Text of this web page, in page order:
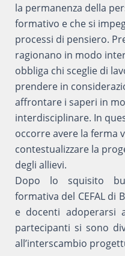
la permanenza della
formativo e che si
processi di pensiero.
ragionano in modo
obbliga chi sceglie di
prendere in
affrontare i saperi in
interdisciplinare. In
occorre avere la ferma
contestualizzare la
degli allievi.
Dopo lo squisito
formativa del CEFAL di
e docenti adoperarsi
partecipanti si sono
all’interscambio